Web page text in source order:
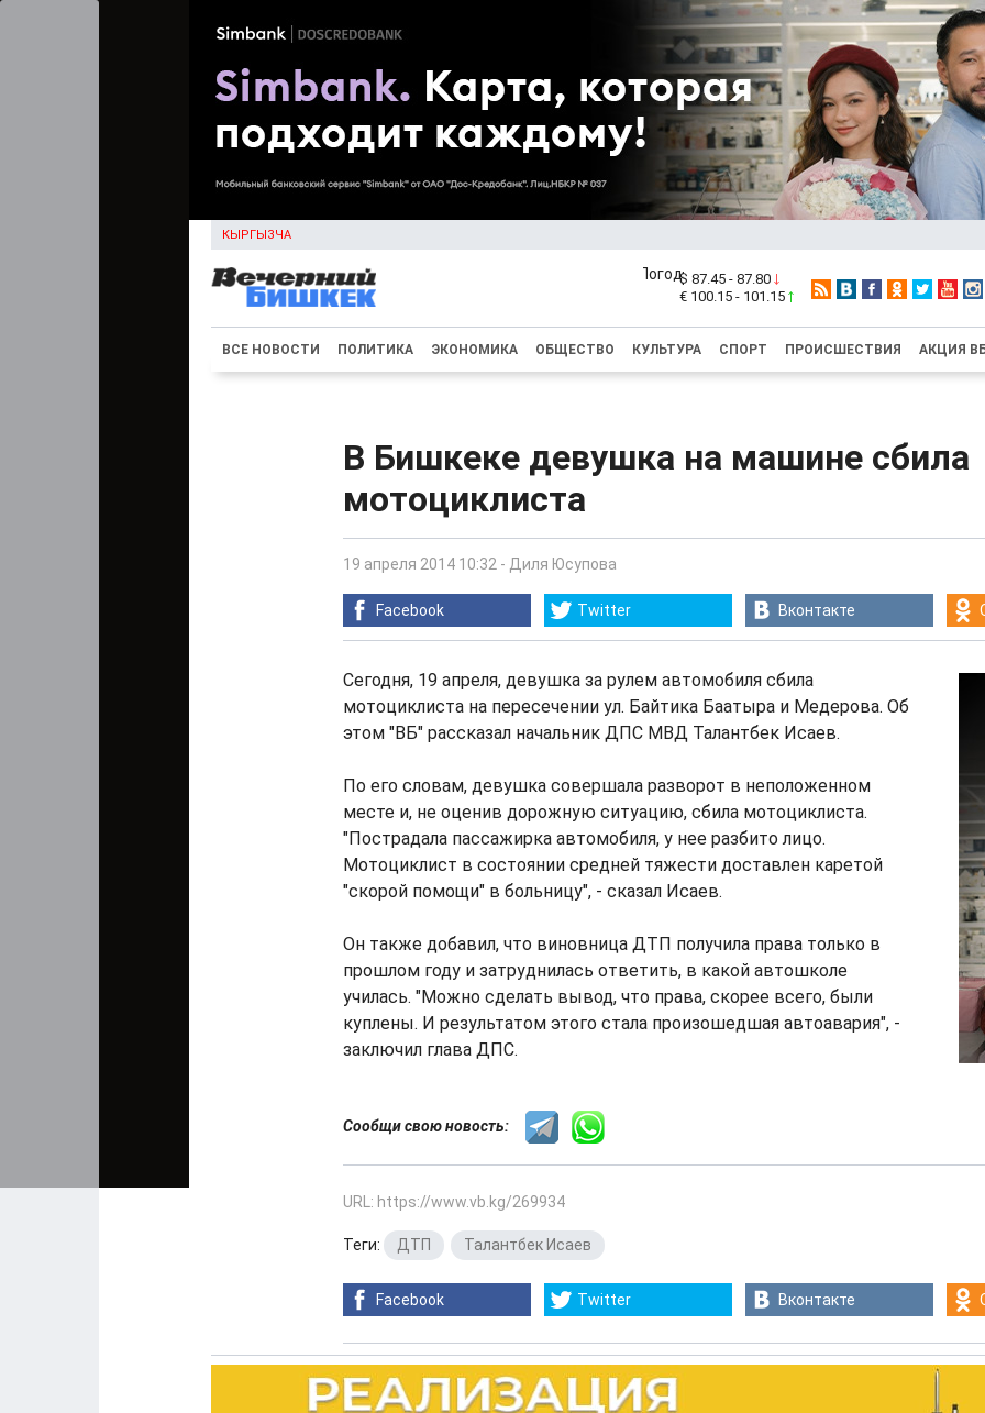
КЫРГЫЗЧА
$ 87.45 - 87.80
€ 100.15 - 101.15
ВСЕ НОВОСТИ ПОЛИТИКА ЭКОНОМИКА ОБЩЕСТВО КУЛЬТУРА СПОРТ ПРОИСШЕСТВИЯ АКЦИЯ
В Бишкеке девушка на машине сбила
мотоциклиста
19 апреля 2014 10:32 - Диля Юсупова
Facebook Twitter Вконтакте
Сегодня, 19 апреля, девушка за рулем автомобиля сбила
мотоциклиста на пересечении ул. Байтика Баатыра и Медерова. Об
этом "ВБ" рассказал начальник ДПС МВД Талантбек Исаев.
По его словам, девушка совершала разворот в неположенном
месте и, не оценив дорожную ситуацию, сбила мотоциклиста.
"Пострадала пассажирка автомобиля, у нее разбито лицо.
Мотоциклист в состоянии средней тяжести доставлен каретой
"скорой помощи" в больницу", - сказал Исаев.
Он также добавил, что виновница ДТП получила права только в
прошлом году и затруднилась ответить, в какой автошколе
училась. "Можно сделать вывод, что права, скорее всего, были
куплены. И результатом этого стала произошедшая автоавария", -
заключил глава ДПС.
Сообщи свою новость:
URL: https://www.vb.kg/269934
Теги: ДТП Талантбек Исаев
Facebook Twitter Вконтакте